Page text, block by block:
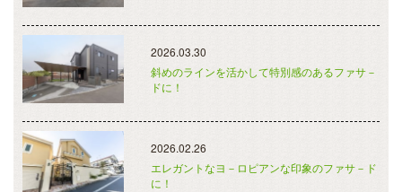
2026.03.30
斜めのラインを活かして特別感のあるファサ－
ドに！
2026.02.26
エレガントなヨ－ロピアンな印象のファサ－ド
に！